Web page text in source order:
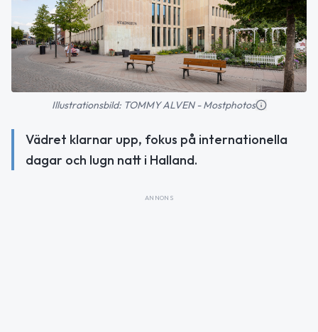
Illustrationsbild: TOMMY ALVEN - Mostphotos
Vädret klarnar upp, fokus på internationella
dagar och lugn natt i Halland.
ANNONS